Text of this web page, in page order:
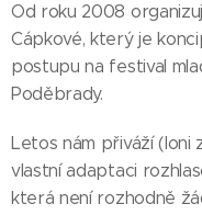
Od roku 2008
Cápkové, který je
postupu na festival
Poděbrady.
Letos nám přiváží (loni
vlastní adaptaci
která není rozhodně